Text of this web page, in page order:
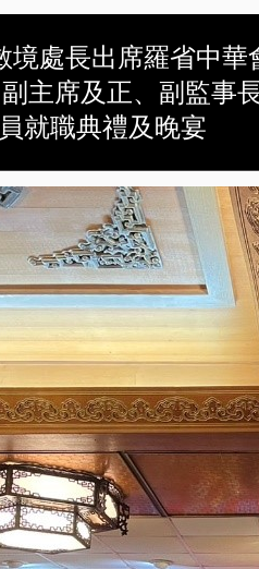
境處長出席羅省中華
主席及正、副監事
就職典禮及晚宴